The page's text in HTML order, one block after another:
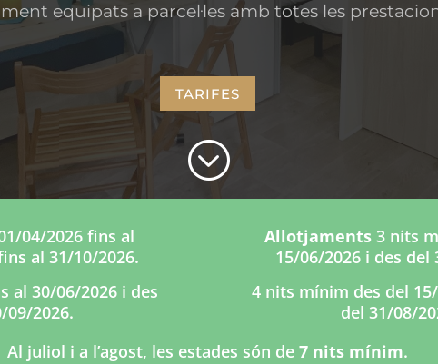
equipats a parcel·les amb totes les
TARIFES
;
04/2026 fins al
al 31/10/2026.
Allotjaments3 nits
15/06/2026 i des del
al 30/06/2026 i des
09/2026.
4 nits mínim des del
del 31/08/
Al juliol i a l’agost, les estades són de 7 nits mínim.